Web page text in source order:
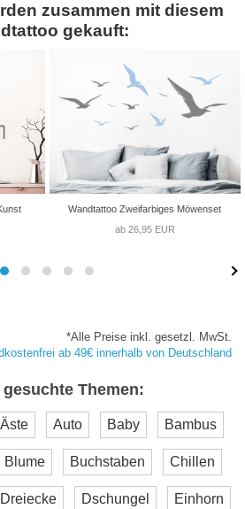
zusammen mit diesem
gekauft:
Wandtattoo Zweifarbiges Möwenset
ab 26,95 EUR
*Alle Preise inkl. gesetzl. MwSt.
ab 49€ innerhalb von Deutschland
Themen:
Äste Auto Baby Bambus
Blume Buchstaben Chillen
Dreiecke Dschungel Einhorn